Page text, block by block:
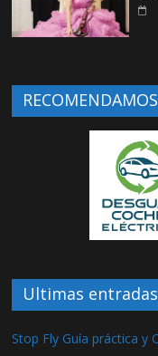
Ultimas entradas
Stop Fly Guía práctica y